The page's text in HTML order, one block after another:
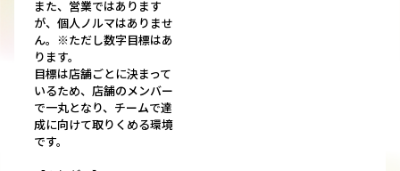
また、営業ではあります
が、個人ノルマはありませ
ん。※ただし数字目標はあ
ります。
目標は店舗ごとに決まって
いるため、店舗のメンバー
で一丸となり、チームで達
成に向けて取りくめる環境
です。